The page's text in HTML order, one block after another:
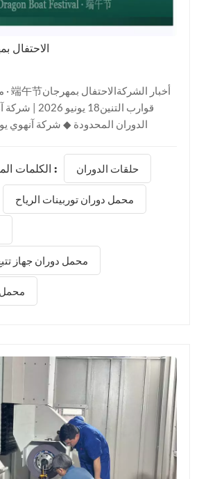
الاحتفال
قوارب
الدوران المحدودة ◆ شركة آنهوي
الكرام في جميع أنحاء العالم بمناسبة
التنين - أحد أكثر الأعياد
مهرجان قوارب التنينمهرجان قوارب
الخامس من التقويم القمري الصيني
الاحتفال به في 19 يونيو.يُعدّ
لأكثر من ألفي عام، أحد أهم أربعة
إلى جانب عيد الربيع (رأس السنة
الكلمات المفتاحية الشائعة : حلقات الدوران
محمل دوران توربينات الرياح
محمل دوران جهاز
محمل